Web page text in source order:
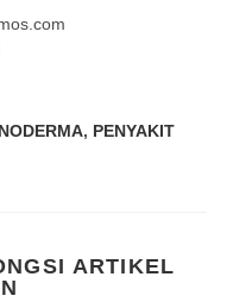
, PENYAKIT
ARTIKEL